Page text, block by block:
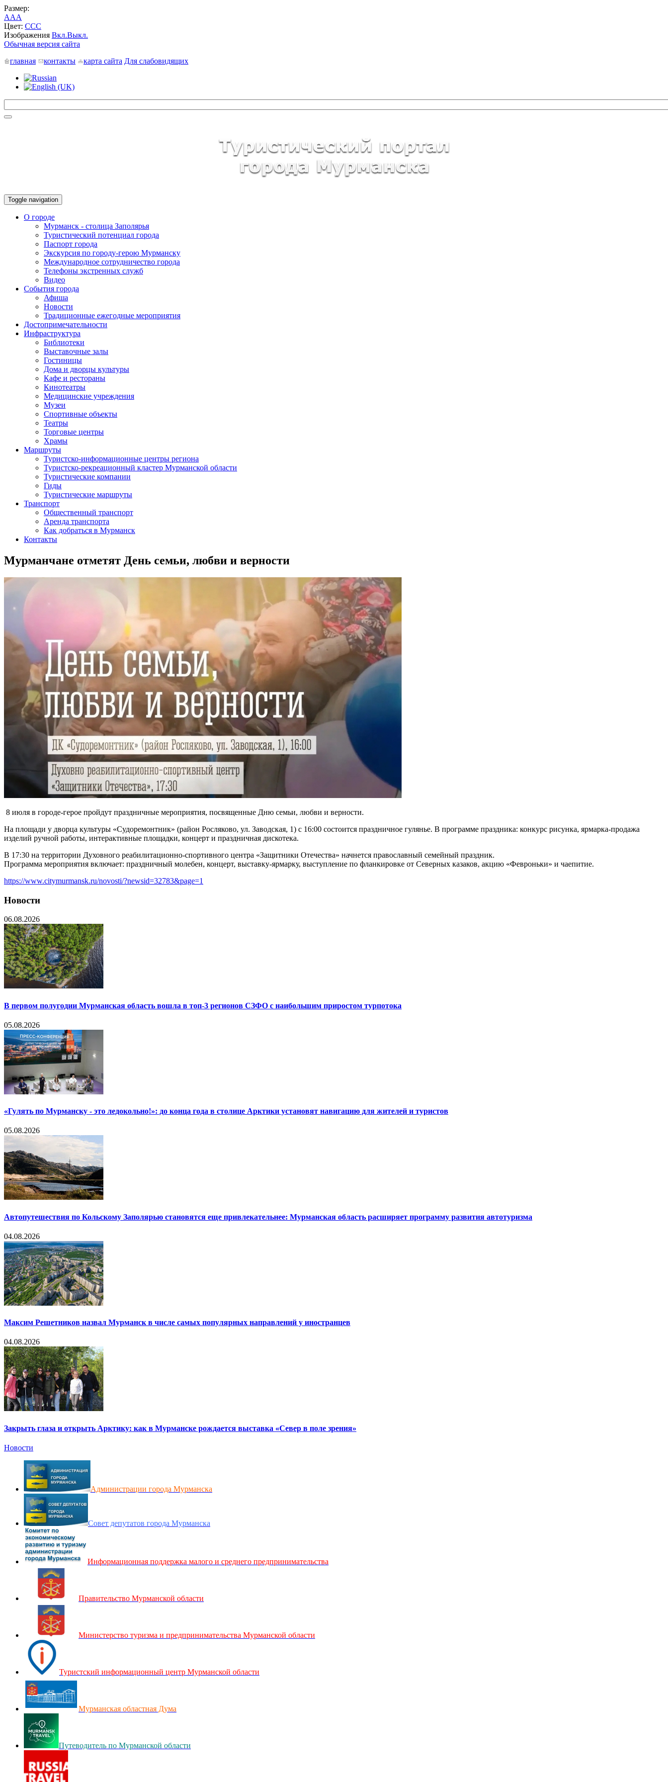
Размер:
AAA
Цвет: CCC
Изображения Вкл.Выкл.
Обычная версия сайта
главная
контакты карта сайта Для слабовидящих
Toggle navigation
О городе
Мурманск - столица Заполярья
Туристический потенциал города
Паспорт города
Экскурсия по городу-герою Мурманску
Международное сотрудничество города
Телефоны экстренных служб
Видео
События города
Афиша
Новости
Традиционные ежегодные мероприятия
Достопримечательности
Инфраструктура
Библиотеки
Выставочные залы
Гостиницы
Дома и дворцы культуры
Кафе и рестораны
Кинотеатры
Медицинские учреждения
Музеи
Спортивные объекты
Театры
Торговые центры
Храмы
Маршруты
Туристско-информационные центры региона
Туристско-рекреационный кластер Мурманской области
Туристические компании
Гиды
Туристические маршруты
Транспорт
Общественный транспорт
Аренда транспорта
Как добраться в Мурманск
Контакты
Мурманчане отметят День семьи, любви и верности
8 июля в городе-герое пройдут праздничные мероприятия, посвященные Дню семьи, любви и верности.
На площади у дворца культуры «Судоремонтник» (район Росляково, ул. Заводская, 1) с 16:00 состоится праздничное гулянье. В программе праздника: конкурс рисунка, ярмарка-продажа
изделий ручной работы, интерактивные площадки, концерт и праздничная дискотека.
В 17:30 на территории Духовного реабилитационно‑спортивного центра «Защитники Отечества» начнется православный семейный праздник.
Программа мероприятия включает: праздничный молебен, концерт, выставку‑ярмарку, выступление по фланкировке от Северных казаков, акцию «Февроньки» и чаепитие.
https://www.citymurmansk.ru/novosti/?newsid=32783&page=1
Новости
06.08.2026
В первом полугодии Мурманская область вошла в топ-3 регионов СЗФО с наибольшим приростом турпотока
05.08.2026
«Гулять по Мурманску - это ледокольно!»: до конца года в столице Арктики установят навигацию для жителей и туристов
05.08.2026
Автопутешествия по Кольскому Заполярью становятся еще привлекательнее: Мурманская область расширяет программу развития автотуризма
04.08.2026
Максим Решетников назвал Мурманск в числе самых популярных направлений у иностранцев
04.08.2026
Закрыть глаза и открыть Арктику: как в Мурманске рождается выставка «Север в поле зрения»
Новости
Администрации города Мурманска
Совет депутатов города Мурманска
Информационная поддержка малого и среднего предпринимательства
Правительство Мурманской области
Министерство туризма и предпринимательства Мурманской области
Туристский информационный центр Мурманской области
Мурманская областная Дума
Путеводитель по Мурманской области